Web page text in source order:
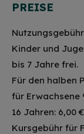
PREISE
Kinder und
bis 7 Jahre frei.
Für den halben
für Erwachsene
16 Jahren: 6,00
Kursgebühr für